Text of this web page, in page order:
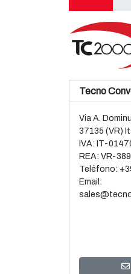
Tecno
Via A.
37135 (VR)
IVA: IT-
REA: VR-
Teléfono:
Email: